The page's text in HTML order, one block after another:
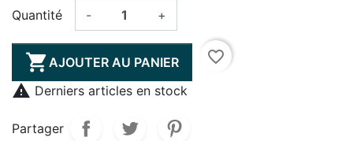
Quantité - +
AJOUTER AU PANIER
favorite_border
 Derniers articles en stock
Partager